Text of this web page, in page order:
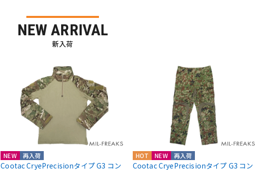
NEW ARRIVAL
新入荷
NEW 再入荷
Cootac CryePrecisionタイプ G3 コン
HOT NEW 再入荷
Cootac CryePrecisionタイプ G3 コン